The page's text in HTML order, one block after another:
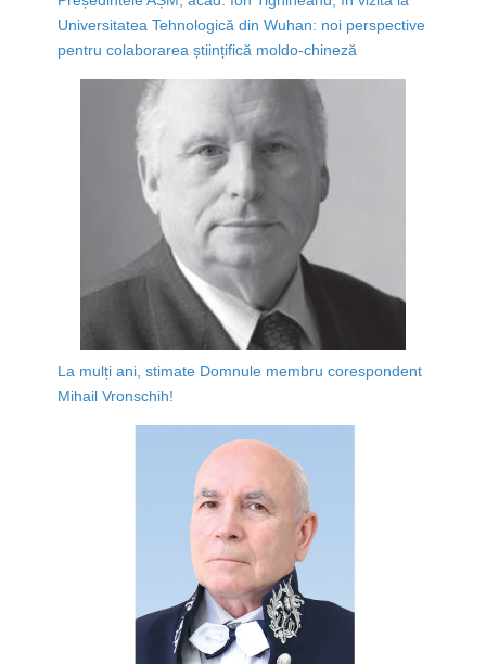
Universitatea Tehnologică din Wuhan: noi perspective
pentru colaborarea științifică moldo-chineză
La mulți ani, stimate Domnule membru corespondent
Mihail Vronschih!